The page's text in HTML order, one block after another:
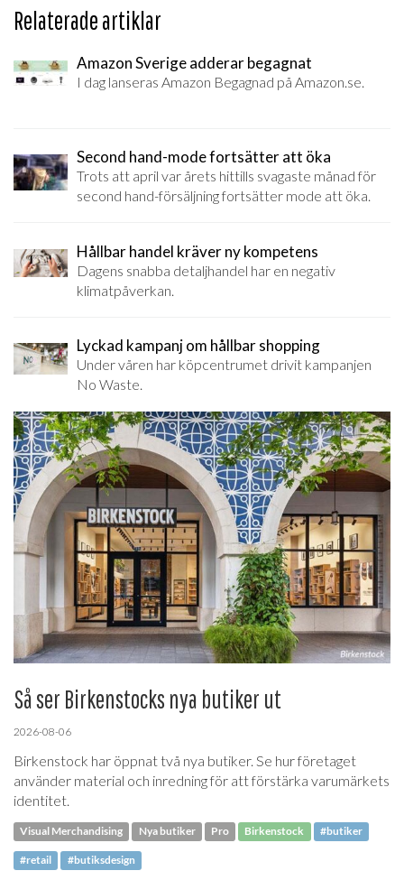
Relaterade artiklar
Amazon Sverige adderar begagnat
I dag lanseras Amazon Begagnad på Amazon.se.
Second hand-mode fortsätter att öka
Trots att april var årets hittills svagaste månad för
second hand-försäljning fortsätter mode att öka.
Hållbar handel kräver ny kompetens
Dagens snabba detaljhandel har en negativ
klimatpåverkan.
Lyckad kampanj om hållbar shopping
Under våren har köpcentrumet drivit kampanjen
No Waste.
Så ser Birkenstocks nya butiker ut
2026-08-06
Birkenstock har öppnat två nya butiker. Se hur företaget
använder material och inredning för att förstärka varumärkets
identitet.
Visual Merchandising Nya butiker Pro Birkenstock #butiker
#retail #butiksdesign